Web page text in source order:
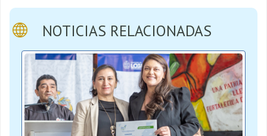
NOTICIAS RELACIONADAS